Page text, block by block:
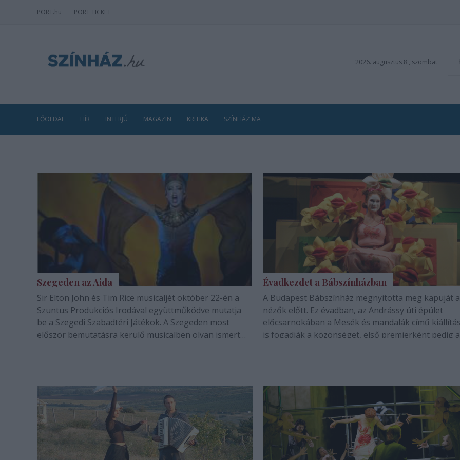
PORT.hu PORT TICKET
2026. augusztus 8., szombat
FŐOLDAL HÍR INTERJÚ MAGAZIN KRITIKA SZÍNHÁZ MA
Szegeden az Aida
Sir Elton John és Tim Rice musicaljét október 22-én a
Szuntus Produkciós Irodával együttműködve mutatja
be a Szegedi Szabadtéri Játékok. A Szegeden most
először bemutatásra kerülő musicalben olyan ismert
Évadkezdet a Bábszínházban
A Budapest Bábszínház megnyitotta meg kapuját a
nézők előtt. Ez évadban, az Andrássy úti épület
előcsarnokában a Mesék és mandalák című
is fogadják a közönséget, első premierként pedig a